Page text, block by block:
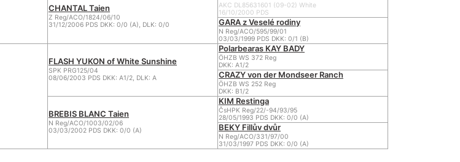
CHANTAL Taien
Z Reg/ACO/1824/06/10
31/12/2006 PDS DKK: 0/0 (A), DLK: 0/0
AKC DL85631601 (09-02) White
16/10/2000 PDS
GARA z Veselé rodiny
N Reg/ACO/595/99/01
03/03/1999 PDS DKK: 0/1 (B)
FLASH YUKON of White Sunshine
SPK PRG125/04
08/06/2003 PDS DKK: A1/2, DLK: A
Polarbearas KAY BADY
ÖHZB WS 372 Reg
DKK: A1/2
CRAZY von der Mondseer Ranch
ÖHZB WS 252 Reg
DKK: B1/2
BREBIS BLANC Taien
N Reg/ACO/1003/02/06
03/03/2002 PDS DKK: 0/0 (A)
KIM Restinga
ČsHPK Reg/22/-94/93/95
28/05/1993 PDS DKK: 0/0 (A)
BEKY Fillův dvůr
N Reg/ACO/331/97/00
31/03/1997 PDS DKK: 0/0 (A)